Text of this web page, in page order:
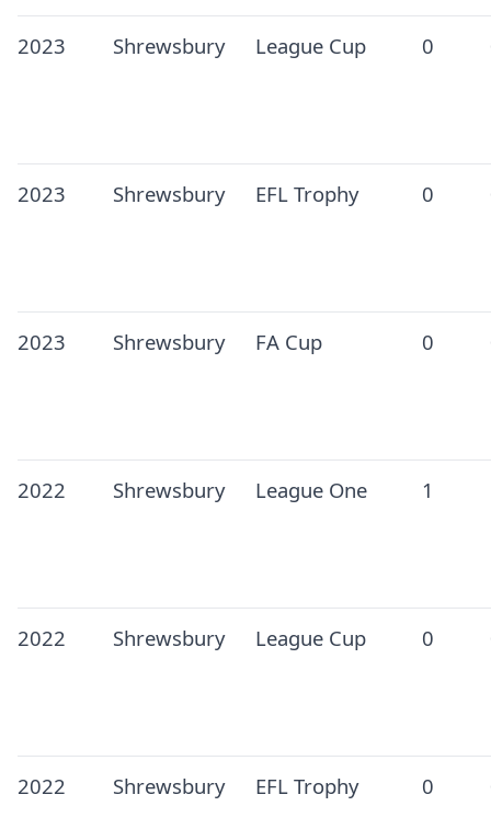
2023 Shrewsbury League Cup 0
2023 Shrewsbury EFL Trophy 0
2023 Shrewsbury FA Cup 0
2022 Shrewsbury League One 1
2022 Shrewsbury League Cup 0
2022 Shrewsbury EFL Trophy 0